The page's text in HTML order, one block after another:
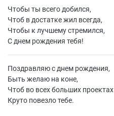
Чтобы ты всего добился,
Чтоб в достатке жил всегда,
Чтобы к лучшему стремился,
С днем рождения тебя!
Поздравляю с днем рождения,
Быть желаю на коне,
Чтоб во всех больших проектах
Круто повезло тебе.